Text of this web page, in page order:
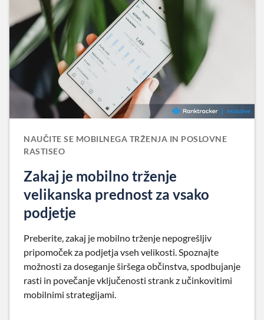
NAUČITE SE MOBILNEGA TRŽENJA IN POSLOVNE
RASTISEO
Zakaj je mobilno trženje
velikanska prednost za vsako
podjetje
Preberite, zakaj je mobilno trženje nepogrešljiv
pripomoček za podjetja vseh velikosti. Spoznajte
možnosti za doseganje širšega občinstva, spodbujanje
rasti in povečanje vključenosti strank z učinkovitimi
mobilnimi strategijami.